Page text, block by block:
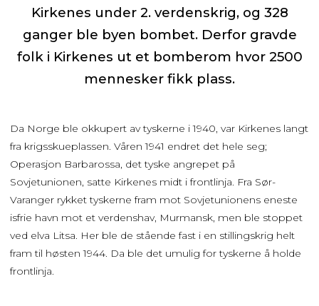
Kirkenes under 2. verdenskrig, og 328
ganger ble byen bombet. Derfor gravde
folk i Kirkenes ut et bomberom hvor 2500
mennesker fikk plass.
Da Norge ble okkupert av tyskerne i 1940, var Kirkenes langt
fra krigsskueplassen. Våren 1941 endret det hele seg;
Operasjon Barbarossa, det tyske angrepet på
Sovjetunionen, satte Kirkenes midt i frontlinja. Fra Sør-
Varanger rykket tyskerne fram mot Sovjetunionens eneste
isfrie havn mot et verdenshav, Murmansk, men ble stoppet
ved elva Litsa. Her ble de stående fast i en stillingskrig helt
fram til høsten 1944. Da ble det umulig for tyskerne å holde
frontlinja.